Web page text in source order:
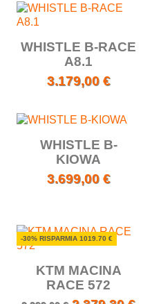
WHISTLE B-RACE
A8.1
3.179,00 €
WHISTLE B-
KIOWA
3.699,00 €
KTM MACINA
RACE 572
-30% RISPARMIA 1019.70 €